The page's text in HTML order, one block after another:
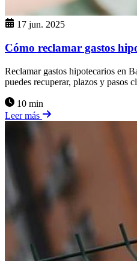
17 jun. 2025
Cómo reclamar gastos
Reclamar gastos hipotecarios en
puedes recuperar, plazos y pasos
10 min
Leer más